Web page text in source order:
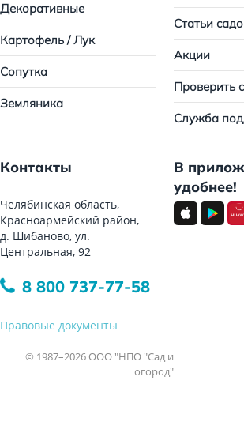
Декоративные
Картофель / Лук
Сопутка
Земляника
Статьи
Акции
Проверить
Служба
Контакты
Челябинская область,
Красноармейский район,
д. Шибаново, ул.
Центральная, 92
8 800 737-77-58
Правовые документы
© 1987–2026 ООО "НПО "Сад и
огород"
В
удобнее!